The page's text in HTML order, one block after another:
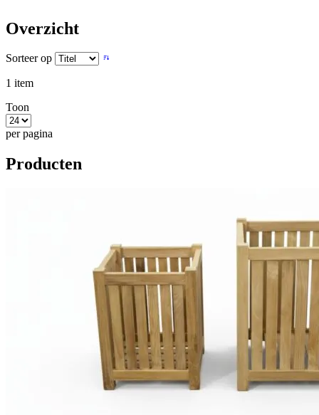
Overzicht
Sorteer op
1 item
Toon
per pagina
Producten